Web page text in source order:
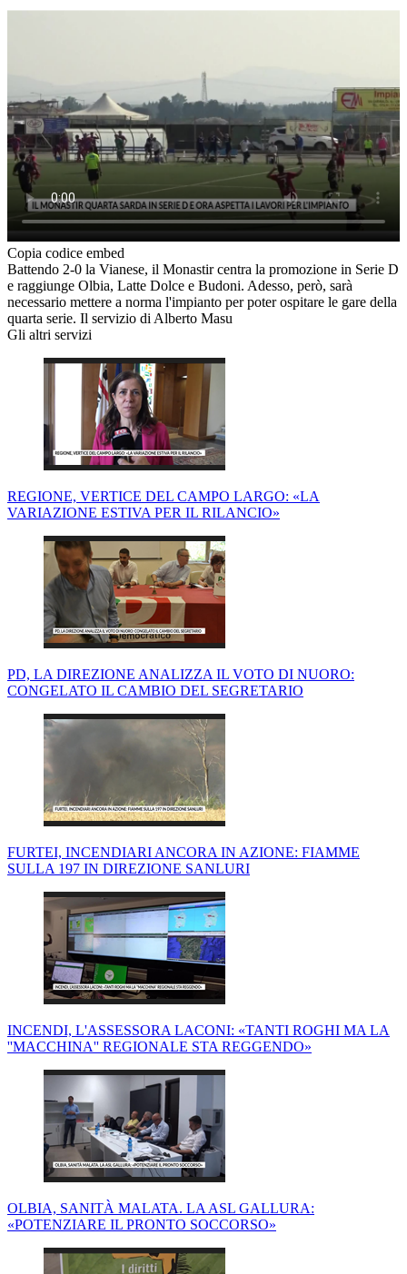
Copia codice embed
Battendo 2-0 la Vianese, il Monastir centra la promozione in Serie D
e raggiunge Olbia, Latte Dolce e Budoni. Adesso, però, sarà
necessario mettere a norma l'impianto per poter ospitare le gare della
quarta serie. Il servizio di Alberto Masu
Gli altri servizi
REGIONE, VERTICE DEL CAMPO LARGO: «LA
VARIAZIONE ESTIVA PER IL RILANCIO»
PD, LA DIREZIONE ANALIZZA IL VOTO DI NUORO:
CONGELATO IL CAMBIO DEL SEGRETARIO
FURTEI, INCENDIARI ANCORA IN AZIONE: FIAMME
SULLA 197 IN DIREZIONE SANLURI
INCENDI, L'ASSESSORA LACONI: «TANTI ROGHI MA LA
''MACCHINA'' REGIONALE STA REGGENDO»
OLBIA, SANITÀ MALATA. LA ASL GALLURA:
«POTENZIARE IL PRONTO SOCCORSO»